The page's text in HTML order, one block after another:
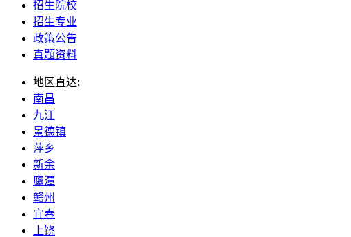
招生院校
招生专业
政策公告
真题资料
地区直达:
南昌
九江
景德镇
萍乡
新余
鹰潭
赣州
宜春
上饶